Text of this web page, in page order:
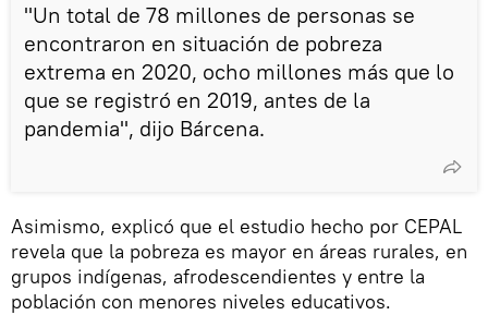
"Un total de 78 millones de personas se
encontraron en situación de pobreza
extrema en 2020, ocho millones más que lo
que se registró en 2019, antes de la
pandemia", dijo Bárcena.
Asimismo, explicó que el estudio hecho por CEPAL
revela que la pobreza es mayor en áreas rurales, en
grupos indígenas, afrodescendientes y entre la
población con menores niveles educativos.